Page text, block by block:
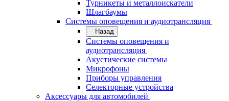
Турникеты и металлоискатели
Шлагбаумы
Системы оповещения и аудиотрансляция
Назад
Системы оповещения и
аудиотрансляция
Акустические системы
Микрофоны
Приборы управления
Селекторные устройства
Аксессуары для автомобилей